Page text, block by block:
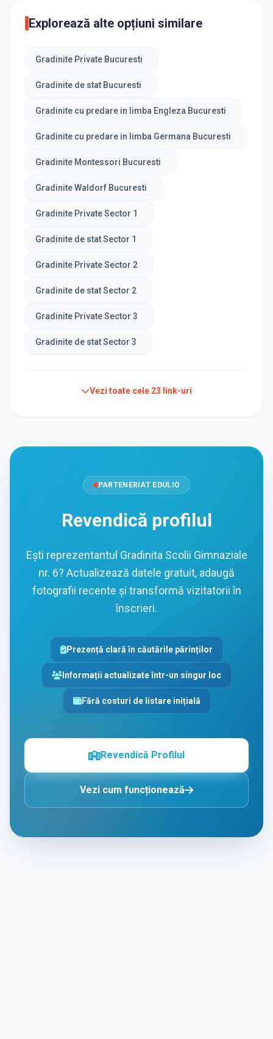
Explorează alte opțiuni similare
Gradinite Private Bucuresti
Gradinite de stat Bucuresti
Gradinite cu predare in limba Engleza Bucuresti
Gradinite cu predare in limba Germana Bucuresti
Gradinite Montessori Bucuresti
Gradinite Waldorf Bucuresti
Gradinite Private Sector 1
Gradinite de stat Sector 1
Gradinite Private Sector 2
Gradinite de stat Sector 2
Gradinite Private Sector 3
Gradinite de stat Sector 3
Vezi toate cele 23 link-uri
PARTENERIAT EDULIO
Revendică profilul
Ești reprezentantul Gradinita Scolii Gimnaziale
nr. 6? Actualizează datele gratuit, adaugă
fotografii recente și transformă vizitatorii în
înscrieri.
Prezență clară în căutările părinților
Informații actualizate într-un singur loc
Fără costuri de listare inițială
Revendică Profilul
Vezi cum funcționează